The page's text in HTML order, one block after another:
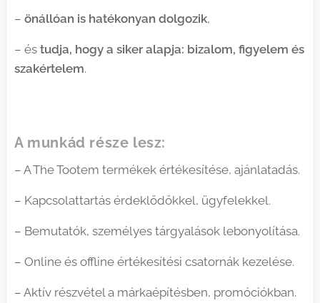
– önállóan is hatékonyan dolgozik,
– és tudja, hogy a siker alapja: bizalom, figyelem és
szakértelem.
A munkád része lesz:
– A The Tootem termékek értékesítése, ajánlatadás.
– Kapcsolattartás érdeklődőkkel, ügyfelekkel.
– Bemutatók, személyes tárgyalások lebonyolítása.
– Online és offline értékesítési csatornák kezelése.
– Aktív részvétel a márkaépítésben, promóciókban.